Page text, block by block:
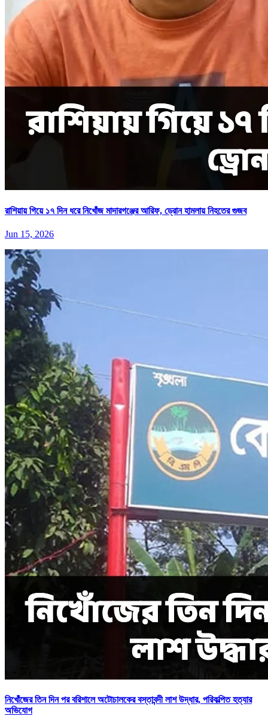
রাশিয়ায় গিয়ে ১৭ দিন ধরে নিখোঁজ মাদারগঞ্জের আরিফ, ড্রোন হামলায় নিহতের গুজব
Jun 15, 2026
নিখোঁজের তিন দিন পর বরিশালে অটোচালকের বস্তাবন্দী লাশ উদ্ধার, পরিকল্পিত হত্যার
অভিযোগ